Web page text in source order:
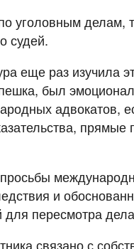
уголовным делам,
судей.
еще раз изучила
был
адвокатов,
и
для пересмотра
связано с